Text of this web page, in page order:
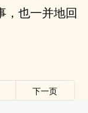
，也一并地回
下一页